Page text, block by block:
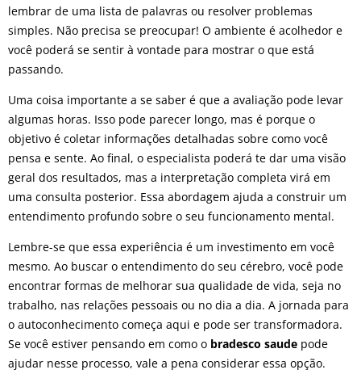
lembrar de uma lista de palavras ou resolver problemas
simples. Não precisa se preocupar! O ambiente é acolhedor e
você poderá se sentir à vontade para mostrar o que está
passando.
Uma coisa importante a se saber é que a avaliação pode levar
algumas horas. Isso pode parecer longo, mas é porque o
objetivo é coletar informações detalhadas sobre como você
pensa e sente. Ao final, o especialista poderá te dar uma visão
geral dos resultados, mas a interpretação completa virá em
uma consulta posterior. Essa abordagem ajuda a construir um
entendimento profundo sobre o seu funcionamento mental.
Lembre-se que essa experiência é um investimento em você
mesmo. Ao buscar o entendimento do seu cérebro, você pode
encontrar formas de melhorar sua qualidade de vida, seja no
trabalho, nas relações pessoais ou no dia a dia. A jornada para
o autoconhecimento começa aqui e pode ser transformadora.
Se você estiver pensando em como o bradesco saude pode
ajudar nesse processo, vale a pena considerar essa opção.